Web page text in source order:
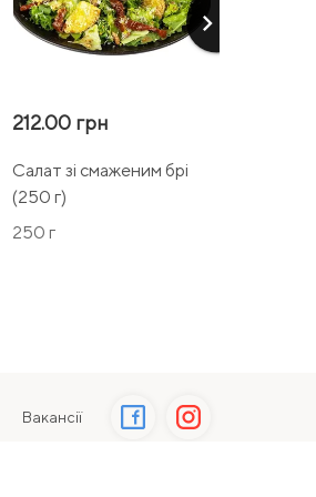
keyboard_arrow_right
212.00 грн
Салат зі смаженим брі
(250 г)
250 г
Вакансії